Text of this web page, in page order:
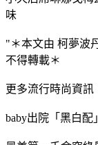
味
"＊本文由 柯夢波
不得轉載＊
更多流行時尚資訊
baby出院「黑白配